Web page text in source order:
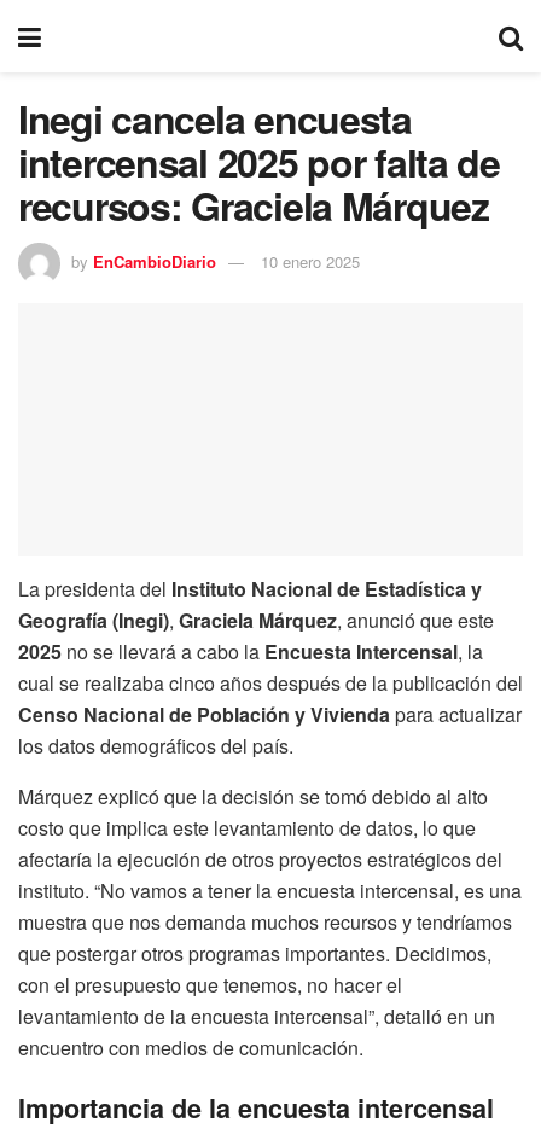
Inegi cancela encuesta
intercensal 2025 por falta de
recursos: Graciela Márquez
by EnCambioDiario 10 enero 2025
La presidenta del Instituto Nacional de Estadística y
Geografía (Inegi), Graciela Márquez, anunció que este
2025 no se llevará a cabo la Encuesta Intercensal, la
cual se realizaba cinco años después de la publicación del
Censo Nacional de Población y Viviendapara actualizar
los datos demográficos del país.
Márquez explicó que la decisión se tomó debido al alto
costo que implica este levantamiento de datos, lo que
afectaría la ejecución de otros proyectos estratégicos del
instituto. “No vamos a tener la encuesta intercensal, es una
muestra que nos demanda muchos recursos y tendríamos
que postergar otros programas importantes. Decidimos,
con el presupuesto que tenemos, no hacer el
levantamiento de la encuesta intercensal”, detalló en un
encuentro con medios de comunicación.
Importancia de la encuesta intercensal